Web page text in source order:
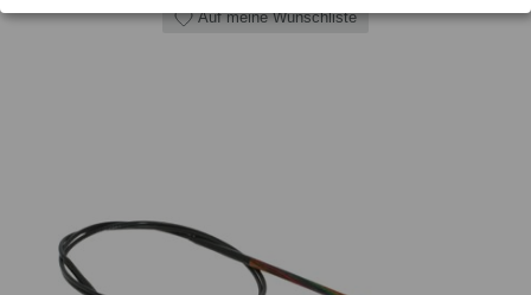
Auf meine Wunschliste